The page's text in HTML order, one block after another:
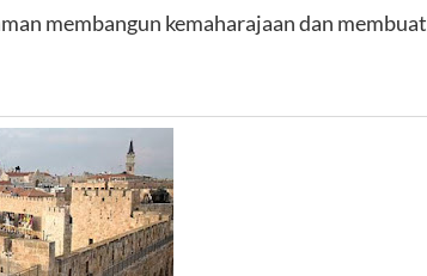
membangun kemaharajaan dan membuat